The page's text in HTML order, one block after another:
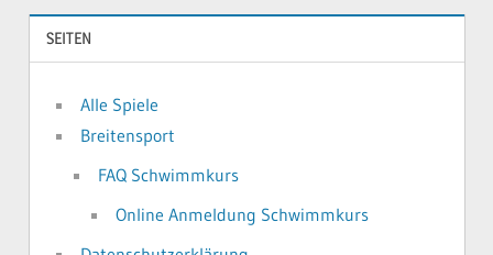
SEITEN
Alle Spiele
Breitensport
FAQ Schwimmkurs
Online Anmeldung Schwimmkurs